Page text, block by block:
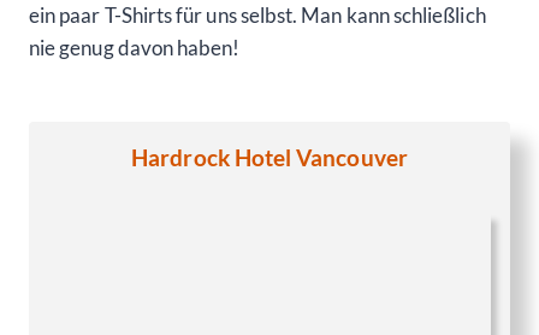
ein paar T-Shirts für uns selbst. Man kann schließlich
nie genug davon haben!
Hardrock Hotel Vancouver